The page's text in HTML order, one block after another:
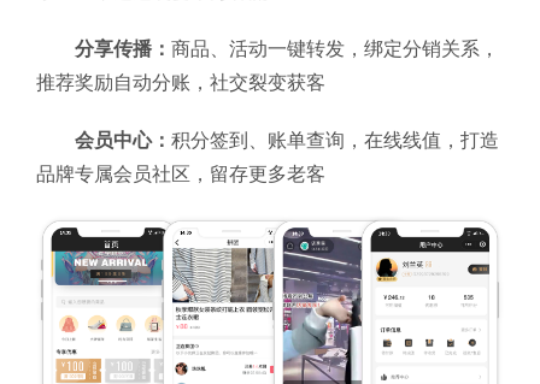
分享传播： 商品、活动一键转发，绑定分销关系，
推荐奖励自动分账，社交裂变获客
会员中心： 积分签到、账单查询，在线线值，打造
品牌专属会员社区，留存更多老客